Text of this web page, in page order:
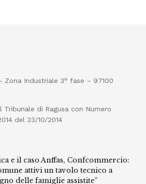
Zona Industriale 3° fase – 97100
Tribunale di Ragusa con Numero
del 23/10/2014
e il caso Anffas, Confcommercio:
attivi un tavolo tecnico a
delle famiglie assistite”